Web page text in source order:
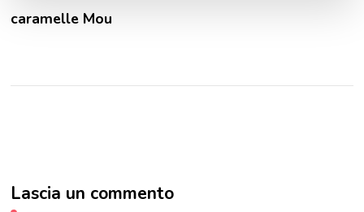
caramelle Mou
Lascia un commento